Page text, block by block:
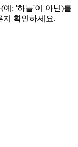
예: '하늘'이 아닌)를
지 확인하세요.